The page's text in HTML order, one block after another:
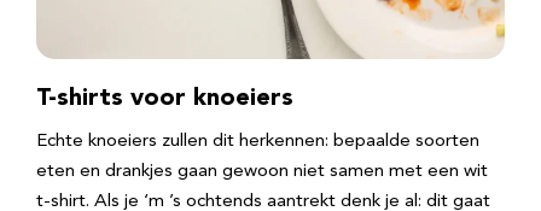
T-shirts voor knoeiers
Echte knoeiers zullen dit herkennen: bepaalde soorten
eten en drankjes gaan gewoon niet samen met een wit
t-shirt. Als je ‘m ’s ochtends aantrekt denk je al: dit gaat